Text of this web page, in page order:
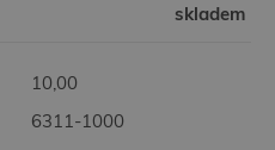
skladem
10,00
6311-1000